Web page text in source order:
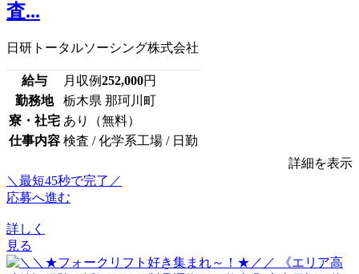
査...
日研トータルソーシング株式会社
給与 月収例252,000円
勤務地
栃木県 那珂川町
寮・社宅 あり（無料）
仕事内容 検査 / 化学系工場 / 日勤
詳細を表示
＼最短45秒で完了／
応募へ進む
詳しく
見る